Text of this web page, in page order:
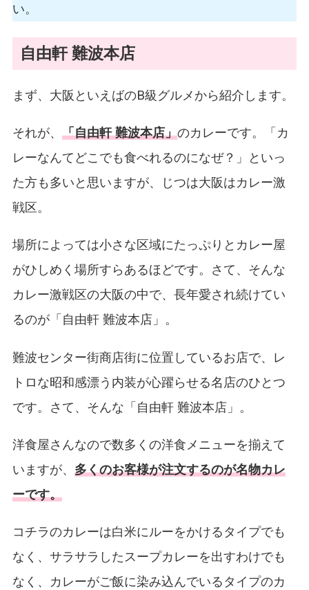
い。
自由軒 難波本店
まず、大阪といえばのB級グルメから紹介します。
それが、 「自由軒 難波本店」のカレーです。「カ
レーなんてどこでも食べれるのになぜ？」といっ
た方も多いと思いますが、じつは大阪はカレー激
戦区。
場所によっては小さな区域にたっぷりとカレー屋
がひしめく場所すらあるほどです。さて、そんな
カレー激戦区の大阪の中で、長年愛され続けてい
るのが「自由軒 難波本店」。
難波センター街商店街に位置しているお店で、レ
トロな昭和感漂う内装が心躍らせる名店のひとつ
です。さて、そんな「自由軒 難波本店」。
洋食屋さんなので数多くの洋食メニューを揃えて
いますが、 多くのお客様が注文するのが名物カレ
ーです。
コチラのカレーは白米にルーをかけるタイプでも
なく、サラサラしたスープカレーを出すわけでも
なく、カレーがご飯に染み込んでいるタイプのカ